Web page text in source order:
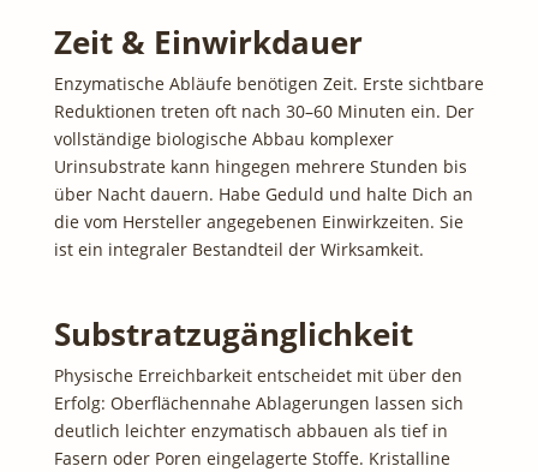
Zeit & Einwirkdauer
Enzymatische Abläufe benötigen Zeit. Erste sichtbare
Reduktionen treten oft nach 30–60 Minuten ein. Der
vollständige biologische Abbau komplexer
Urinsubstrate kann hingegen mehrere Stunden bis
über Nacht dauern. Habe Geduld und halte Dich an
die vom Hersteller angegebenen Einwirkzeiten. Sie
ist ein integraler Bestandteil der Wirksamkeit.
Substratzugänglichkeit
Physische Erreichbarkeit entscheidet mit über den
Erfolg: Oberflächennahe Ablagerungen lassen sich
deutlich leichter enzymatisch abbauen als tief in
Fasern oder Poren eingelagerte Stoffe. Kristalline